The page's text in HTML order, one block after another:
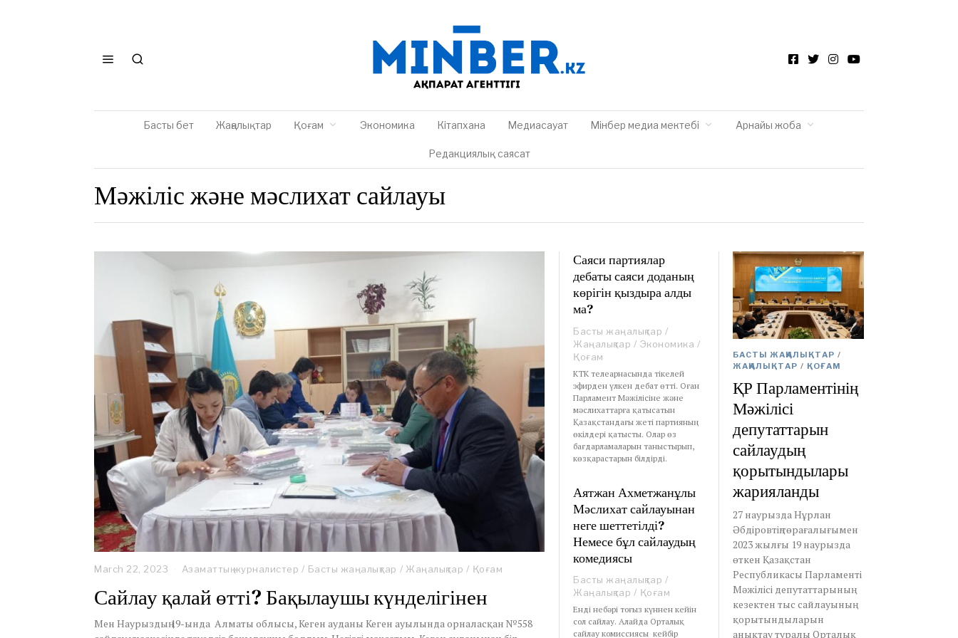
Басты бет Жаңалықтар Қоғам Экономика Кітапхана Медиасауат Мінбер медиа мектебі Арнайы жоба
Редакциялық саясат
Мәжіліс және мәслихат сайлауы
March 22, 2023
r
c
h
Азаматтық журналистер / Басты жаңалықтар / Жаңалықтар / Қоғам
Сайлау қалай өтті? Бақылаушы күнделігінен
Мен Наурыздың 19-ында Алматы облысы, Кеген ауданы Кеген ауылында орналасқан №558
БАСТЫ ЖАҢАЛЫҚТАР /
ЖАҢАЛЫҚТАР / ҚОҒАМ
ҚР Парламентінің
Мәжілісі
депутаттарын
сайлаудың
қорытындылары
жарияланды
27 наурызда Нұрлан
Әбдіровтің төрағалығымен
2023 жылғы 19 наурызда
өткен Қазақстан
Республикасы Парламенті
Мәжілісі депутаттарының
кезектен тыс сайлауының
қорытындыларын
анықтау туралы Орталық
Саяси партиялар
дебаты саяси доданың
көрігін қыздыра алды
ма?
Басты жаңалықтар /
Жаңалықтар / Экономика /
Қоғам
КТК телеарнасында тікелей
эфирден үлкен дебат өтті. Оған
Парламент Мәжілісіне және
мәслихаттарға қатысатын
Қазақстандағы жеті партияның
өкілдері қатысты. Олар өз
бағдарламаларын таныстырып,
көзқарастарын білдірді.
Аятжан Ахметжанұлы
Мәслихат сайлауынан
неге шеттетілді?
Немесе бұл сайлаудың
комедиясы
Басты жаңалықтар /
Жаңалықтар / Қоғам
Енді небәрі тоғыз күннен кейін
сол сайлау. Алайда Орталық
сайлау комиссиясы кейбір